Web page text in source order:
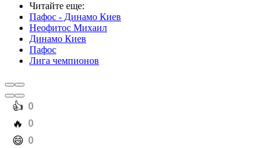
Читайте еще:
Пафос - Динамо Киев
Неофитос Михаил
Динамо Киев
Пафос
Лига чемпионов
️👍 0
️🔥 0
️😄 0